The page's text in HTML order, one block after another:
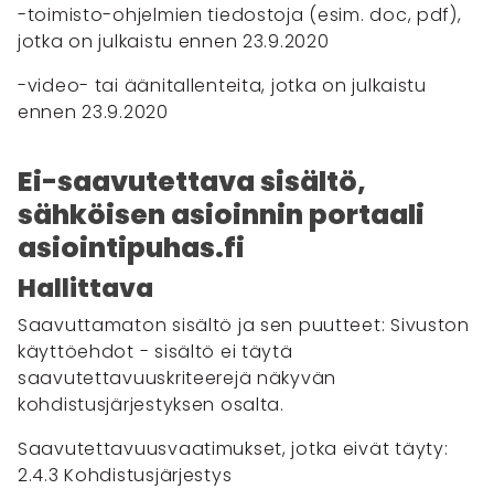
-toimisto-ohjelmien tiedostoja (esim. doc, pdf),
jotka on julkaistu ennen 23.9.2020
-video- tai äänitallenteita, jotka on julkaistu
ennen 23.9.2020
Ei-saavutettava sisältö,
sähköisen asioinnin portaali
asiointipuhas.fi
Hallittava
Saavuttamaton sisältö ja sen puutteet: Sivuston
käyttöehdot - sisältö ei täytä
saavutettavuuskriteerejä näkyvän
kohdistusjärjestyksen osalta.
Saavutettavuusvaatimukset, jotka eivät täyty:
2.4.3 Kohdistusjärjestys